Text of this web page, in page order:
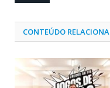
CONTEÚDO